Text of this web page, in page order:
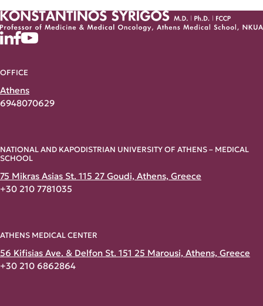
OFFICE
Athens
6948070629
NATIONAL AND KAPODISTRIAN UNIVERSITY OF ATHENS – MEDICAL
SCHOOL
75 Mikras Asias St. 115 27 Goudi, Athens, Greece
+30 210 7781035
ATHENS MEDICAL CENTER
56 Kifisias Ave. & Delfon St. 151 25 Marousi, Athens, Greece
+30 210 6862864